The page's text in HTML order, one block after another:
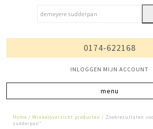
0174-622168
INLOGGEN MIJN ACCOUNT
Home /Winkeloverzicht producten / Zoekresultaten
sudderpan”